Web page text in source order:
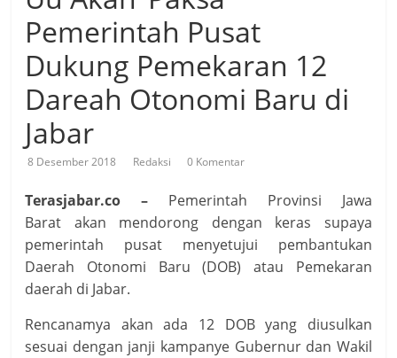
Pemerintah Pusat
Dukung Pemekaran 12
Dareah Otonomi Baru di
Jabar
8 Desember 2018 Redaksi 0 Komentar
Terasjabar.co – Pemerintah Provinsi Jawa
Barat akan mendorong dengan keras supaya
pemerintah pusat menyetujui pembantukan
Daerah Otonomi Baru (DOB) atau Pemekaran
daerah di Jabar.
Rencanamya akan ada 12 DOB yang diusulkan
sesuai dengan janji kampanye Gubernur dan Wakil